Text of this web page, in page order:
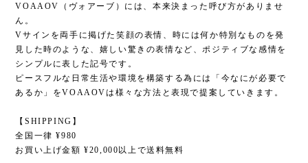
VOAAOV（ヴォアーブ）には、本来決まった呼び方がありませ
ん。
Vサインを両手に掲げた笑顔の表情、時には何か特別なものを発
見した時のような、嬉しい驚きの表情など、ポジティブな感情を
シンプルに表した記号です。
ピースフルな日常生活や環境を構築する為には「今なにが必要で
あるか」をVOAAOVは様々な方法と表現で提案していきます。
【SHIPPING】
全国一律 ¥980
お買い上げ金額 ¥20,000以上で送料無料